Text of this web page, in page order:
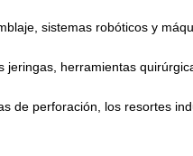
sistemas robóticos y
herramientas
de perforación, los resortes